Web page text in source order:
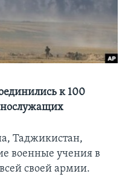
к 100
Таджикистан,
военные учения в
своей армии.